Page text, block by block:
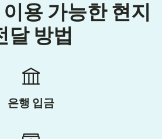
용 가능한 현지
달 방법
은행 입금